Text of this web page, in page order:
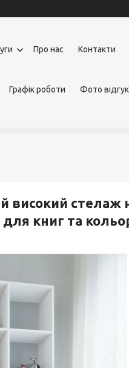
Про нас Контакти
Графік роботи Фото
високий стелаж
книг та